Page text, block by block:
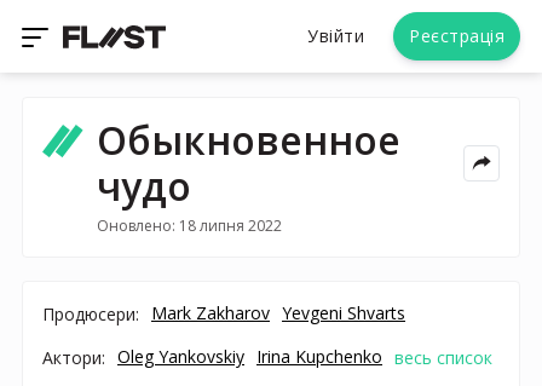
Увійти Реєстрація
Обыкновенное
чудо
Оновлено: 18 липня 2022
Продюсери: Mark Zakharov Yevgeni Shvarts
Актори: Oleg Yankovskiy Irina Kupchenko весь список